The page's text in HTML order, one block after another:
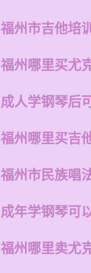
福州市吉他培
福州哪里买尤
成人学钢琴后
福州哪里买吉
福州市民族唱
成年学钢琴可
福州哪里卖尤